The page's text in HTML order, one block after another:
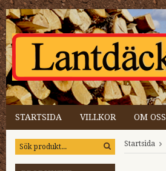
STARTSIDA VILLKOR OM OSS
Startsida